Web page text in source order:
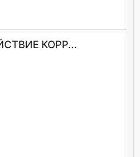
КОРР...